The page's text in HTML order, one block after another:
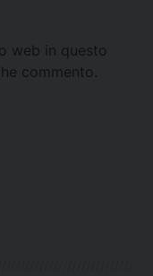
web in questo
commento.